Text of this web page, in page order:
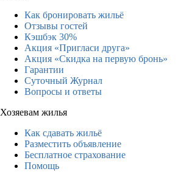
Как бронировать жильё
Отзывы гостей
Кэшбэк 30%
Акция «Пригласи друга»
Акция «Скидка на первую бронь»
Гарантии
Суточный Журнал
Вопросы и ответы
Хозяевам жилья
Как сдавать жильё
Разместить объявление
Бесплатное страхование
Помощь